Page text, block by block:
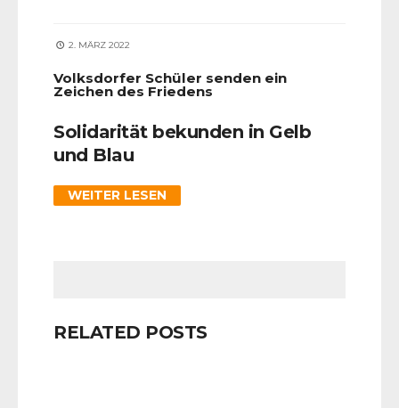
2. MÄRZ 2022
Volksdorfer Schüler senden ein
Zeichen des Friedens
Solidarität bekunden in Gelb
und Blau
WEITER LESEN
RELATED POSTS